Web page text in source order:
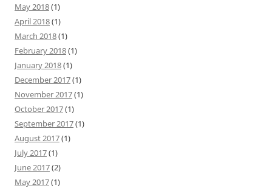
May 2018(1)
April 2018(1)
March 2018(1)
February 2018(1)
January 2018(1)
December 2017(1)
November 2017(1)
October 2017(1)
September 2017(1)
August 2017(1)
July 2017(1)
June 2017(2)
May 2017(1)